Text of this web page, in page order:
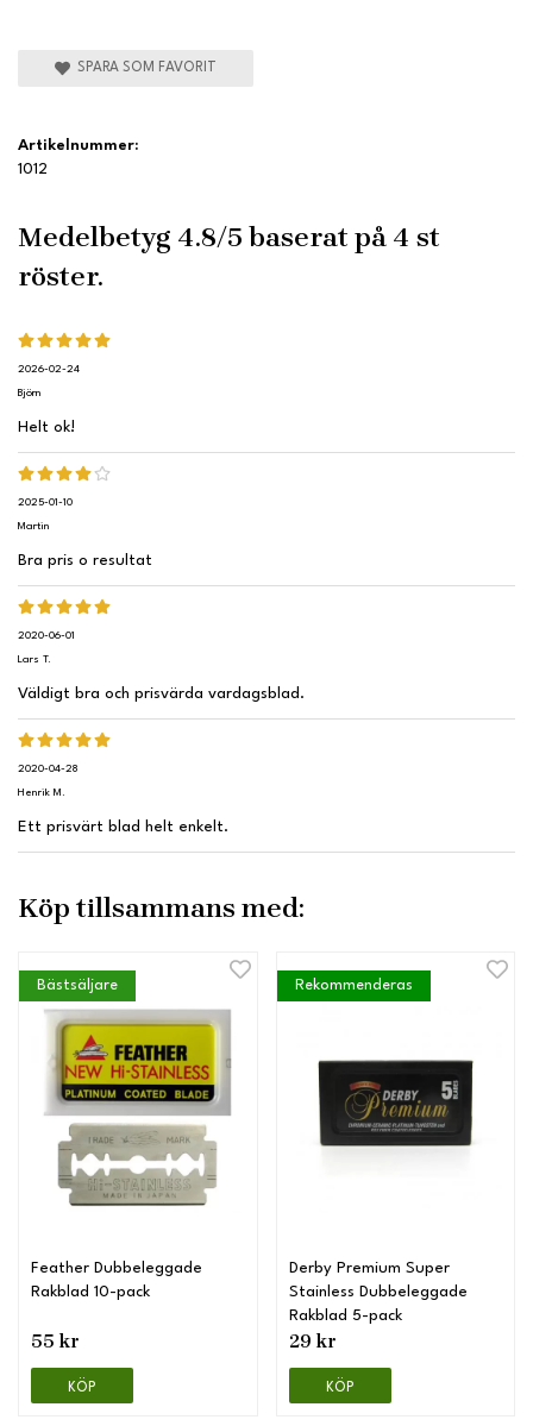
SPARA SOM FAVORIT
Artikelnummer:
1012
Medelbetyg 4.8/5 baserat på 4 st
röster.
2026-02-24
Björn
Helt ok!
2025-01-10
Martin
Bra pris o resultat
2020-06-01
Lars T.
Väldigt bra och prisvärda vardagsblad.
2020-04-28
Henrik M.
Ett prisvärt blad helt enkelt.
Köp tillsammans med:
Bästsäljare
Feather Dubbeleggade
Rakblad 10-pack
55 kr
KÖP
Rekommenderas
Derby Premium Super
Stainless Dubbeleggade
Rakblad 5-pack
29 kr
KÖP